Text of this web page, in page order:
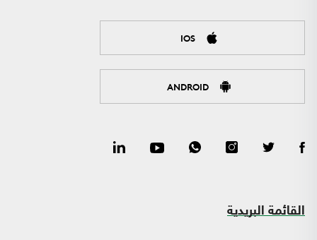
IOS
ANDROID
القائمة البريدية